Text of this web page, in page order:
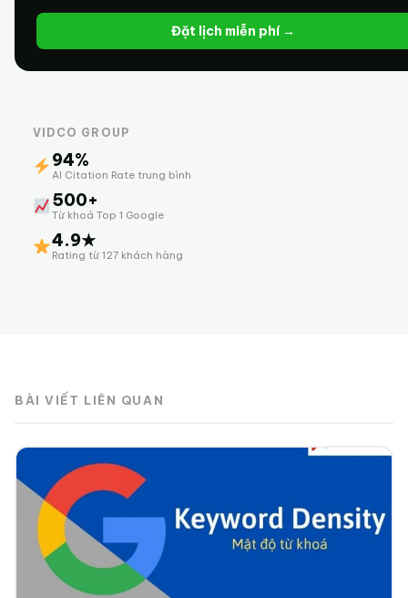
Đặt lịch miễn phí →
VIDCO GROUP
94%
AI Citation Rate trung bình
500+
Từ khoá Top 1 Google
4.9★
Rating từ 127 khách hàng
BÀI VIẾT LIÊN QUAN